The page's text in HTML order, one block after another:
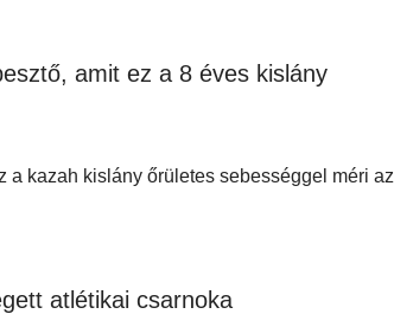
amit ez a 8 éves kislány
kazah kislány őrületes sebességgel méri az
atlétikai csarnoka